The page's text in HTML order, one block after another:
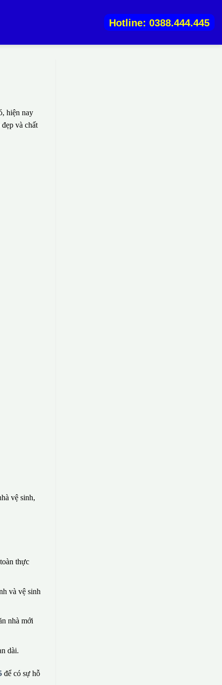
Hotline: 0388.444.445
hiện nay
và chất
vệ sinh,
thực
và vệ sinh
nhà mới
dài.
để có sự hỗ